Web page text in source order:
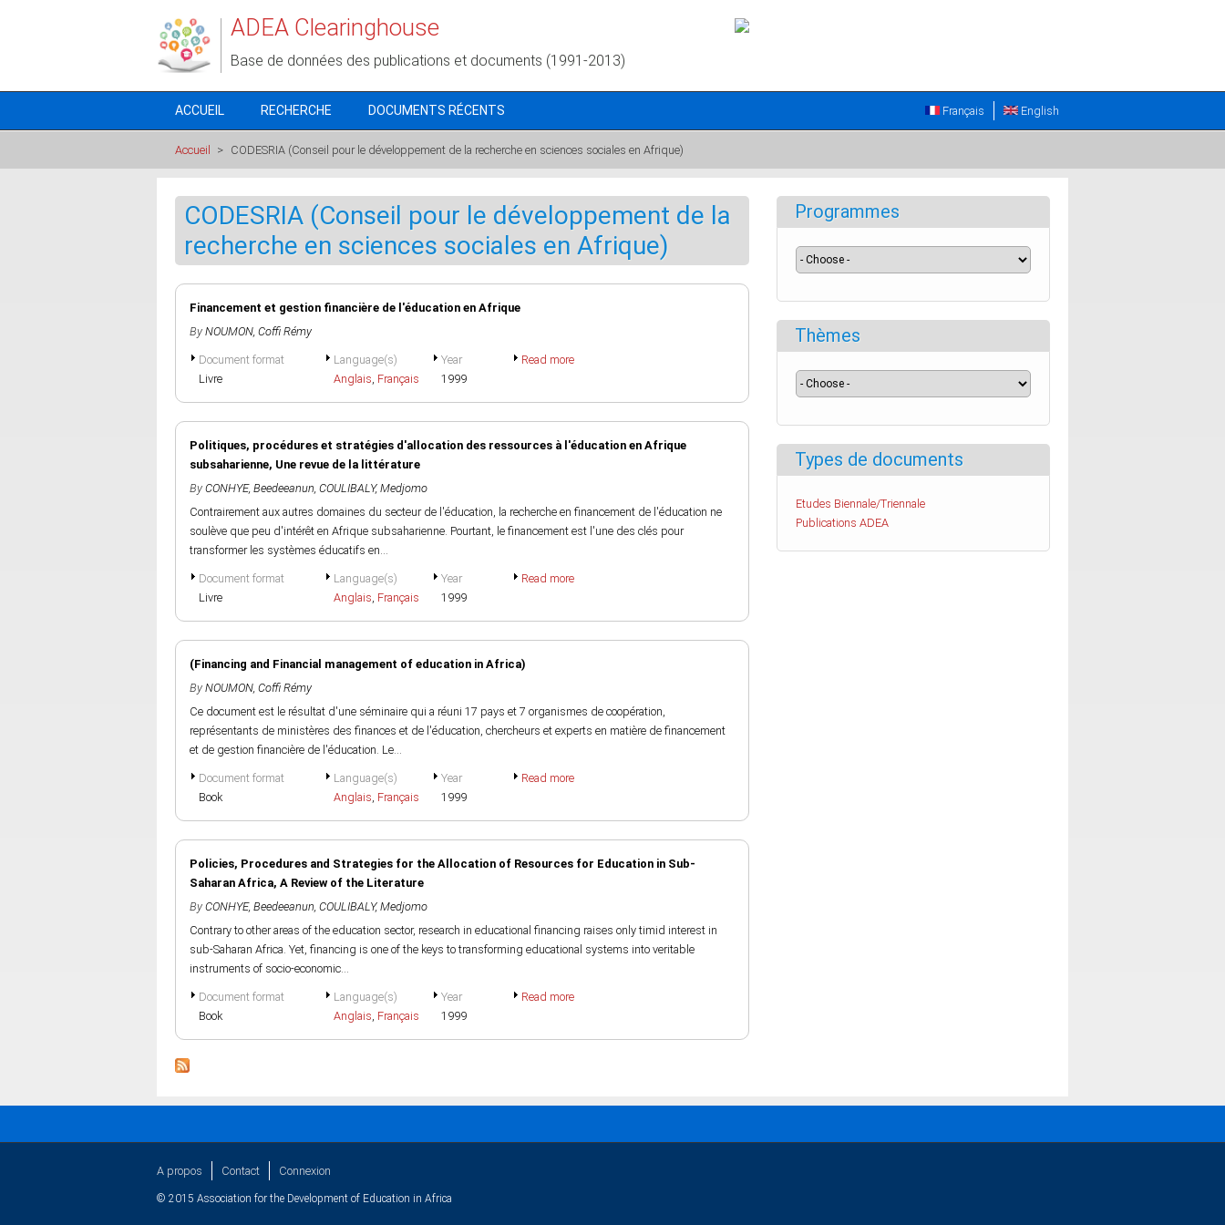
ADEA Clearinghouse
Base de données des publications et documents (1991-2013)
ACCUEIL RECHERCHE DOCUMENTS RÉCENTS English
Français
Accueil > CODESRIA (Conseil pour le développement de la recherche en sciences sociales en Afrique)
CODESRIA (Conseil pour le développement de la
recherche en sciences sociales en Afrique)
Financement et gestion financière de l'éducation en Afrique
By NOUMON, Coffi Rémy
Document format
Livre
Language(s)
Anglais, Français
Year
1999
Read more
Politiques, procédures et stratégies d'allocation des ressources à l'éducation en Afrique
subsaharienne, Une revue de la littérature
By CONHYE, Beedeeanun, COULIBALY, Medjomo
Contrairement aux autres domaines du secteur de l'éducation, la recherche en financement de l'éducation ne
soulève que peu d'intérêt en Afrique subsaharienne. Pourtant, le financement est l'une des clés pour
transformer les systèmes éducatifs en...
Document format
Livre
Language(s)
Anglais, Français
Year
1999
Read more
(Financing and Financial management of education in Africa)
By NOUMON, Coffi Rémy
Ce document est le résultat d'une séminaire qui a réuni 17 pays et 7 organismes de coopération,
représentants de ministères des finances et de l'éducation, chercheurs et experts en matière de financement
et de gestion financière de l'éducation. Le...
Document format
Book
Language(s)
Anglais, Français
Year
1999
Read more
Policies, Procedures and Strategies for the Allocation of Resources for Education in Sub-
Saharan Africa, A Review of the Literature
By CONHYE, Beedeeanun, COULIBALY, Medjomo
Contrary to other areas of the education sector, research in educational financing raises only timid interest in
sub-Saharan Africa. Yet, financing is one of the keys to transforming educational systems into veritable
instruments of socio-economic...
Document format
Book
Language(s)
Anglais, Français
Year
1999
Read more
Programmes
Thèmes
Types de documents
Etudes Biennale/Triennale
Publications ADEA
A propos Contact Connexion
© 2015 Association for the Development of Education in Africa